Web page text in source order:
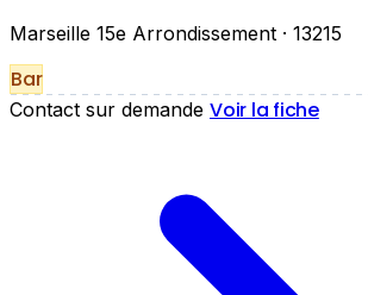
Marseille 15e Arrondissement · 13215
Bar
Contact sur demande Voir la fiche